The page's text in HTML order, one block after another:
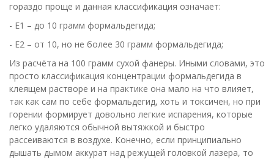
гораздо проще и данная классификация означает:
- Е1 – до 10 грамм формальдегида;
- Е2 – от 10, но не более 30 грамм формальдегида;
Из расчёта на 100 грамм сухой фанеры. Иными словами, это
просто классификация концентрации формальдегида в
клеящем растворе и на практике она мало на что влияет,
так как сам по себе формальдегид, хоть и токсичен, но при
горении формирует довольно легкие испарения, которые
легко удаляются обычной вытяжкой и быстро
рассеиваются в воздухе. Конечно, если принципиально
дышать дымом аккурат над режущей головкой лазера, то